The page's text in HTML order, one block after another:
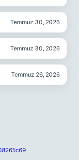
Temmuz 30, 2026
Temmuz 30, 2026
Temmuz 26, 2026